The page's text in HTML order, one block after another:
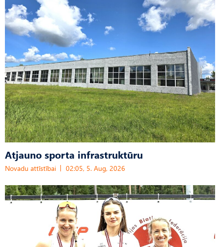
Atjauno sporta infrastruktūru
Novadu attīstībai 02:05, 5. Aug, 2026